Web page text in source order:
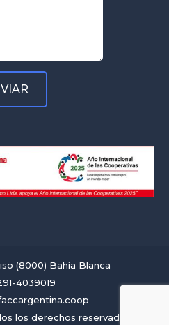
(8000) Bahía Blanca
4039019
los derechos reservados.